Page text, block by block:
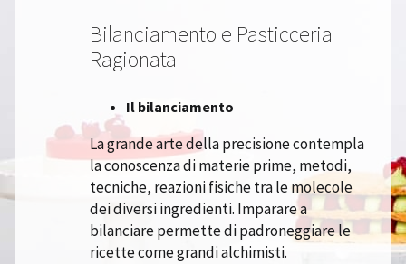
Bilanciamento e Pasticceria
Ragionata
Il bilanciamento
La grande arte della precisione contempla
la conoscenza di materie prime, metodi,
tecniche, reazioni fisiche tra le molecole
dei diversi ingredienti. Imparare a
bilanciare permette di padroneggiare le
ricette come grandi alchimisti.